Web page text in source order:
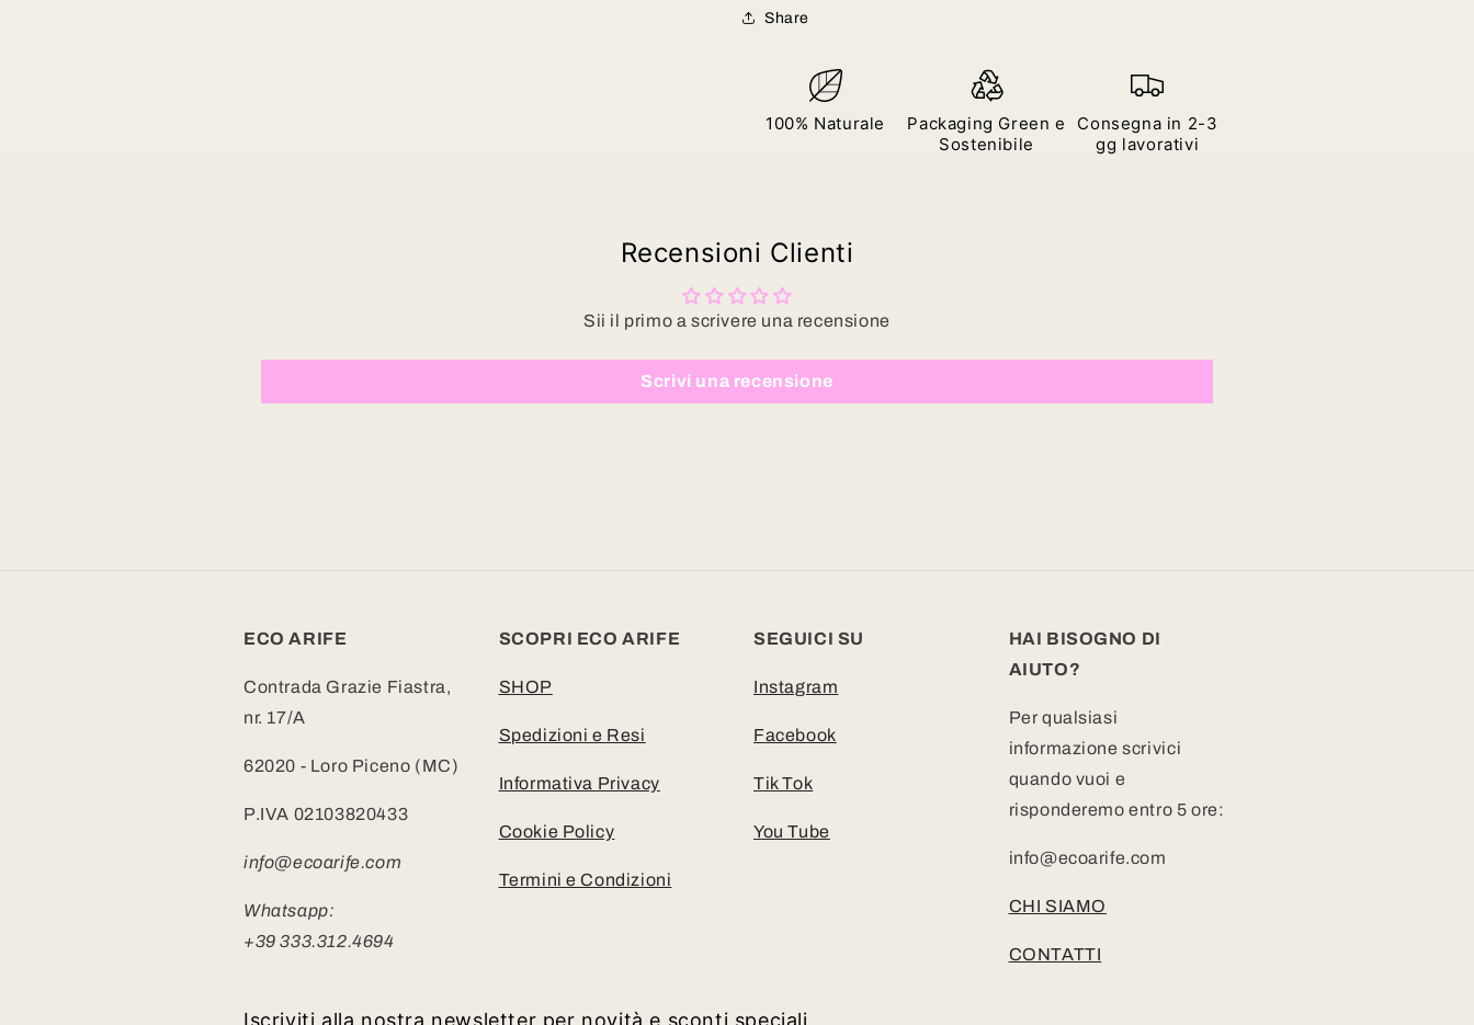
Share
100% Naturale
Packaging Green e
Sostenibile
Consegna in 2-3
gg lavorativi
Recensioni Clienti
Sii il primo a scrivere una recensione
Scrivi una recensione
ECO ARIFE
Contrada Grazie Fiastra,
nr. 17/A
62020 - Loro Piceno (MC)
P.IVA 02103820433
info@ecoarife.com
Whatsapp:
+39 333.312.4694
SCOPRI ECO ARIFE
SHOP
Spedizioni e Resi
Informativa Privacy
Cookie Policy
Termini e Condizioni
SEGUICI SU
Instagram
Facebook
Tik Tok
You Tube
HAI BISOGNO DI
AIUTO?
Per qualsiasi
informazione scrivici
quando vuoi e
risponderemo entro 5 ore:
info@ecoarife.com
CHI SIAMO
CONTATTI
Iscriviti alla nostra newsletter per novità e sconti speciali